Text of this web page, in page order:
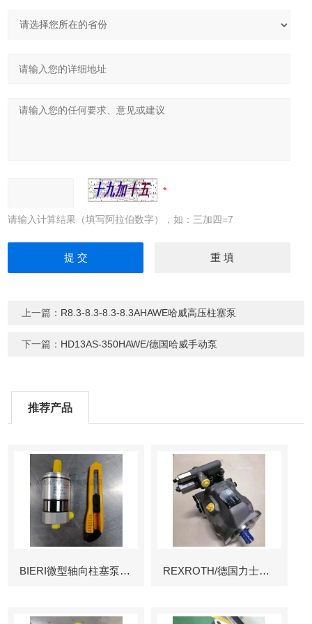
请输入计算结果（填写阿拉伯数字），如：三加四=7
上一篇： R8.3-8.3-8.3-8.3AHAWE哈威高压柱塞泵
下一篇： HD13AS-350HAWE/德国哈威手动泵
推荐产品
BIERI微型轴向柱塞泵AKP REXROTH/德国力士乐叶片泵